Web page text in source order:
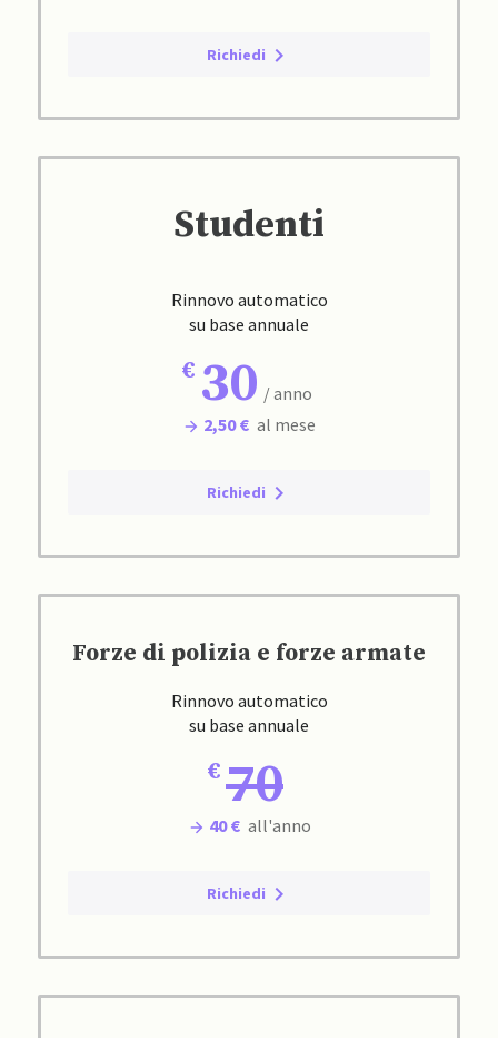
Richiedi
Studenti
Rinnovo automatico
su base annuale
30 / anno
2,50 € al mese
Richiedi
Forze di polizia e forze armate
Rinnovo automatico
su base annuale
70
40 € all'anno
Richiedi